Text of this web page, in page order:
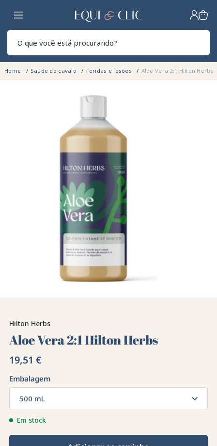
Lar
Home Saúde do cavalo Feridas e lesões Aloe Vera 2:1 Hilton Herbs
Hilton Herbs
Aloe Vera 2:1 Hilton Herbs
19,51 €
Embalagem
500 mL
Em stock